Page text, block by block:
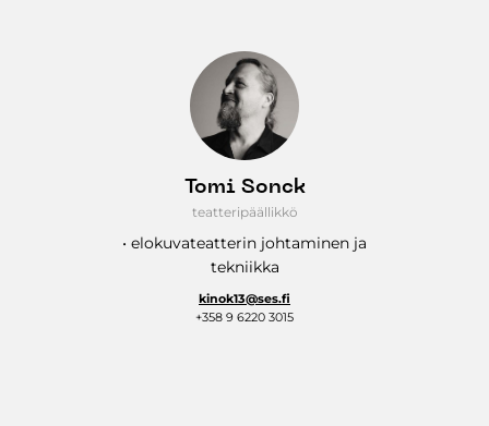
Tomi Sonck
teatteripäällikkö
• elokuvateatterin johtaminen ja
tekniikka
kinok13@ses.fi
+358 9 6220 3015